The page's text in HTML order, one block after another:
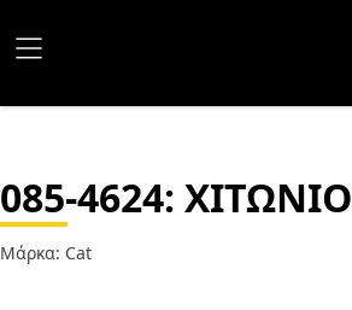
085-4624: ΧΙΤΩΝΙΟ
Μάρκα: Cat